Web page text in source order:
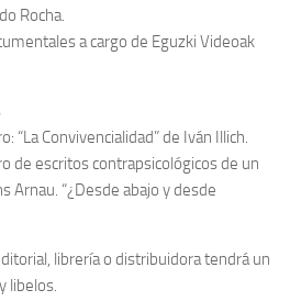
Rocha.
a cargo de Eguzki Videoak
“La Convivencialidad” de Iván Illich.
de escritos contrapsicológicos de un
Arnau. “¿Desde abajo y desde
librería o distribuidora tendrá un
libelos.